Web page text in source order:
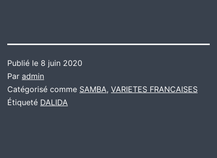
Publié le 8 juin 2020
Par admin
Catégorisé comme SAMBA, VARIETES FRANCAISES
Étiqueté DALIDA